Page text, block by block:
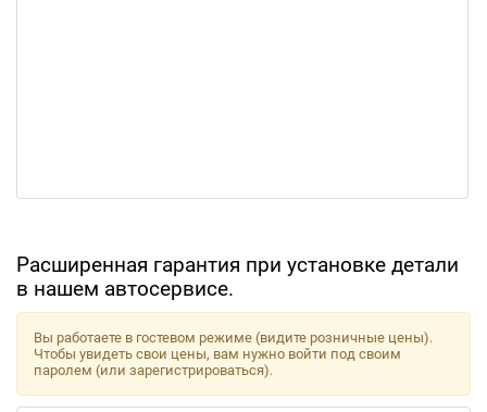
Расширенная гарантия при установке детали
в нашем автосервисе.
Вы работаете в гостевом режиме (видите розничные цены).
Чтобы увидеть свои цены, вам нужно войти под своим
паролем (или зарегистрироваться).